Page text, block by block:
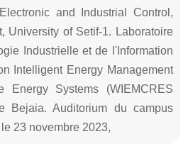
and Industrial Control,
University of Setif-1. Laboratoire
Industrielle et de l'Information
Intelligent Energy Management
Energy Systems (WIEMCRES
Bejaia. Auditorium du campus
23 novembre 2023,